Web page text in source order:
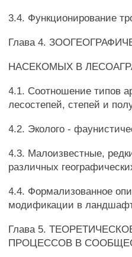
3.4. Функционирование
Глава 4.
НАСЕКОМЫХ В
4.1. Соотношение типов
лесостепей, степей и
4.2. Эколого -
4.3. Малоизвестные,
различных
4.4. Формализованное
модификации в
Глава 5.
ПРОЦЕССОВ В